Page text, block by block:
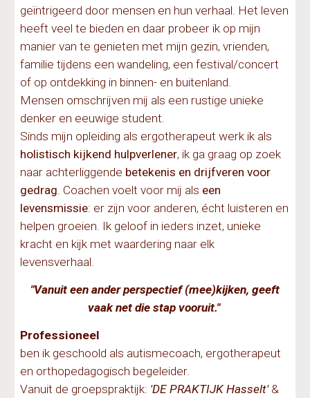
geïntrigeerd door mensen en hun verhaal. Het leven
heeft veel te bieden en daar probeer ik op mijn
manier van te genieten met mijn gezin, vrienden,
familie tijdens een wandeling, een festival/concert
of op ontdekking in binnen- en buitenland.
Mensen omschrijven mij als een rustige unieke
denker en eeuwige student.
Sinds mijn opleiding als ergotherapeut werk ik als
holistisch kijkend hulpverlener, ik ga graag op zoek
naar achterliggende betekenis en drijfveren voor
gedrag . Coachen voelt voor mij als een
levensmissie: er zijn voor anderen, écht luisteren en
helpen groeien. Ik geloof in ieders inzet, unieke
kracht en kijk met waardering naar elk
levensverhaal.
"Vanuit een ander perspectief (mee)kijken, geeft
vaak net die stap vooruit."
Professioneel
ben ik geschoold als autismecoach, ergotherapeut
en orthopedagogisch begeleider.
Vanuit de groepspraktijk: 'DE PRAKTIJK Hasselt' &